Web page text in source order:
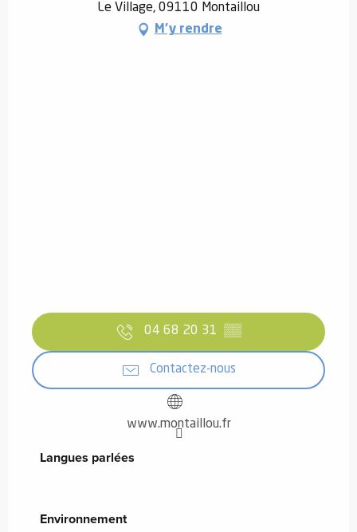
Le Village, 09110 Montaillou
M'y rendre
04 68 20 31 ▒▒
Contactez-nous
www.montaillou.fr
Langues parlées
Langues parlées
Environnement
Environnement